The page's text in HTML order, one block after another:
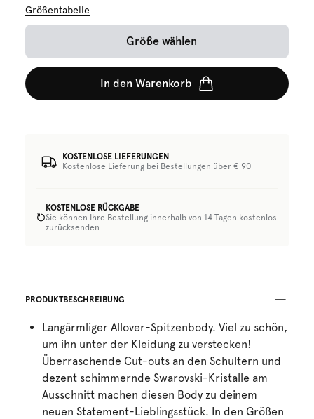
Größentabelle
Größe wählen
In den Warenkorb
KOSTENLOSE LIEFERUNGEN
Kostenlose Lieferung bei Bestellungen über € 90
KOSTENLOSE RÜCKGABE
Sie können Ihre Bestellung innerhalb von 14 Tagen kostenlos
zurücksenden
PRODUKTBESCHREIBUNG
Langärmliger Allover-Spitzenbody. Viel zu schön,
um ihn unter der Kleidung zu verstecken!
Überraschende Cut-outs an den Schultern und
dezent schimmernde Swarovski-Kristalle am
Ausschnitt machen diesen Body zu deinem
neuen Statement-Lieblingsstück. In den Größen